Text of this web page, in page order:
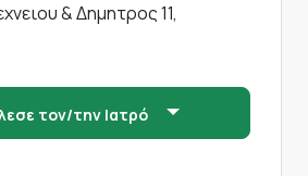
& Δημητρος 11,
τον/την Ιατρό